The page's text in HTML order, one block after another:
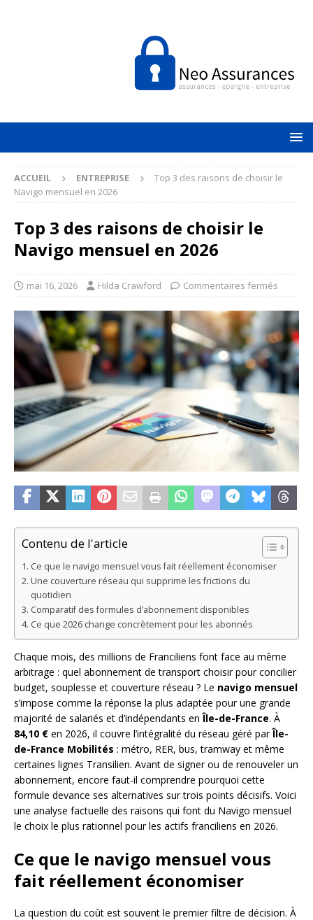
ACCUEIL ENTREPRISE
Top 3 des raisons de choisir le
Navigo mensuel en 2026
Top 3 des raisons de choisir le
Navigo mensuel en 2026
mai 16, 2026 Hilda Crawford Commentaires fermés
Contenu de l'article
Ce que le navigo mensuel vous fait réellement économiser
Une couverture réseau qui supprime les frictions du
quotidien
Comparatif des formules d’abonnement disponibles
Ce que 2026 change concrètement pour les abonnés
Chaque mois, des millions de Franciliens font face au même
arbitrage : quel abonnement de transport choisir pour concilier
budget, souplesse et couverture réseau ? Le navigo mensuel
s’impose comme la réponse la plus adaptée pour une grande
majorité de salariés et d’indépendants enÎle-de-France. À
84,10 € en 2026, il couvre l’intégralité du réseau géré parÎle-
de-France Mobilités : métro, RER, bus, tramway et même
certaines lignes Transilien. Avant de signer ou de renouveler un
abonnement, encore faut-il comprendre pourquoi cette
formule devance ses alternatives sur trois points décisifs. Voici
une analyse factuelle des raisons qui font du Navigo mensuel
le choix le plus rationnel pour les actifs franciliens en 2026.
Ce que le navigo mensuel vous
fait réellement économiser
La question du coût est souvent le premier filtre de décision. À